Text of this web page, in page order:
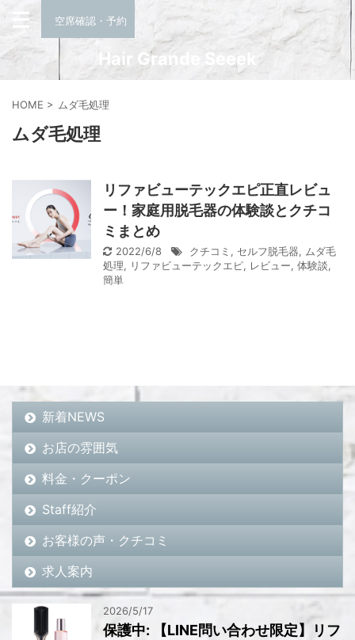
空席確認・予約
Hair Grande Seeek
HOME > ムダ毛処理
ムダ毛処理
リファビューテックエピ正直レビュ
ー！家庭用脱毛器の体験談とクチコ
ミまとめ
2022/6/8 クチコミ , セルフ脱毛器, ムダ毛
処理, リファビューテックエピ, レビュー, 体験談,
簡単
新着NEWS
お店の雰囲気
料金・クーポン
Staff紹介
お客様の声・クチコミ
求人案内
2026/5/17
保護中: 【LINE問い合わせ限定】リフ